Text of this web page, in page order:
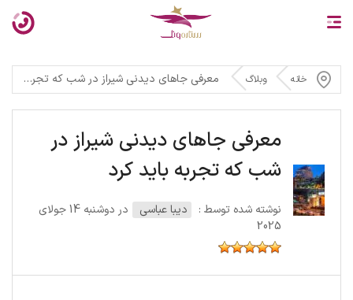
خانه وبلاگ معرفی جاهای دیدنی شیراز در شب که تجربه باید کرد
معرفی جاهای دیدنی شیراز در
شب که تجربه باید کرد
نوشته شده توسط : دیبا عباسی
در دوشنبه 14 جولای
2025